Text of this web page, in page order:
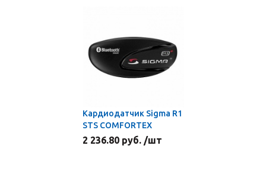
Кардиодатчик Sigma R1
STS COMFORTEX
2 236.80 руб. /шт